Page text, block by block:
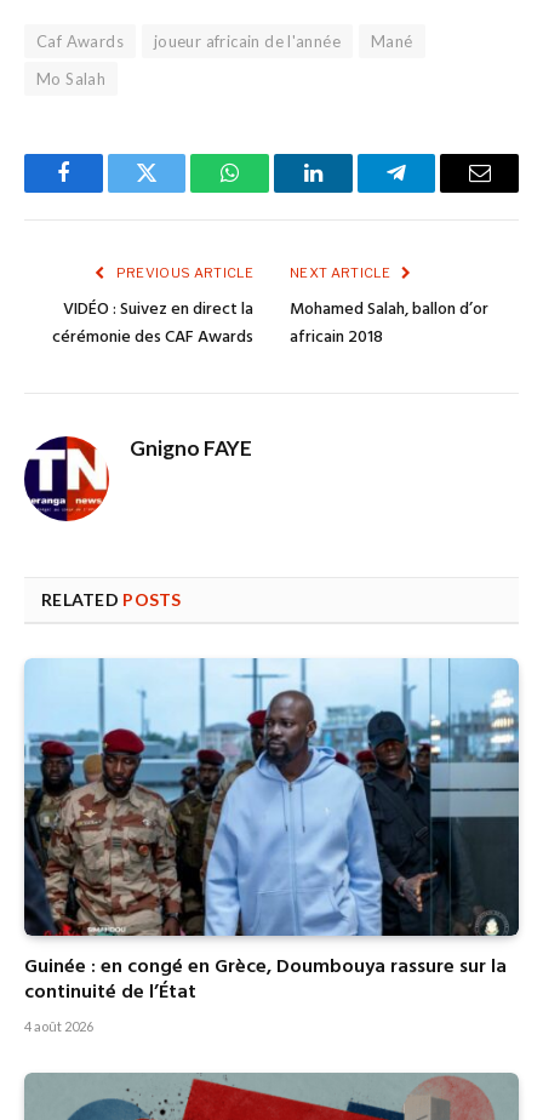
Caf Awards joueur africain de l'année
Mané
Mo Salah
FacebookTwitter WhatsAppLinkedInTelegramEmail
PREVIOUS ARTICLE
VIDÉO : Suivez en direct la
cérémonie des CAF Awards
NEXT ARTICLE
Mohamed Salah, ballon d’or
africain 2018
Gnigno FAYE
RELATED POSTS
Guinée : en congé en Grèce, Doumbouya rassure sur la
continuité de l’État
4 août 2026